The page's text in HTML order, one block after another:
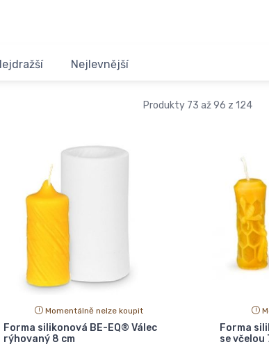
Nejlevnější
Produkty 73 až 96 z 124
Momentálně nelze koupit
Forma silikonová BE-EQ® Válec
rýhovaný 8 cm
Forma
se včelou